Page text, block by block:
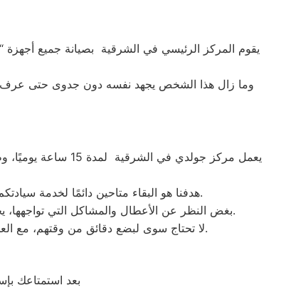
وما زال هذا الشخص يجهد نفسه دون جدوى حتى عرف
يعمل مركز جولدي في الشرقية لمدة 15 ساعة يوميًا، وطوال أسبوع (15/7)،
هدفنا هو البقاء متاحين دائمًا لخدمة سيادتكم عند الاتصال برقم خدمة جولدي الموحَّد، وهو 01154008110. نحن نؤدي صيانة لأي جهاز من جهزة جولدي في الشرقية بحضرتكم.
بغض النظر عن الأعطال والمشاكل التي تواجهها، يجب عدم سحب الجهاز تحت أي ظرف من الظروف. يتم تنفيذ الصيانة على يد فنيي جولدي في مدينة الشرقية بشكلٍ فوري عند حضورهم.
لا تحتاج سوى لبضع دقائق من وقتهم، مع العلم بأنّ المدة تختلف اعتمادًا على نوع الخلل الموجود. نقوم بصيانة أجهزة جولدي الموجودة في الشرقية فقط، ولا نبيع قطع الغيار لها.
بعد استمتاعك